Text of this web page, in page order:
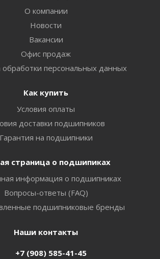
О компании
Новости
Вакансии
Офис продаж
обработки персональных данных
Как купить
Условия оплаты
доставки подшипников
Гарантия на подшипники
страница о подшипиках
информация о подшипниках
Вопросы-ответы (FAQ)
подшипниковые бренды
Наши контакты
+7 (908) 585-41-45